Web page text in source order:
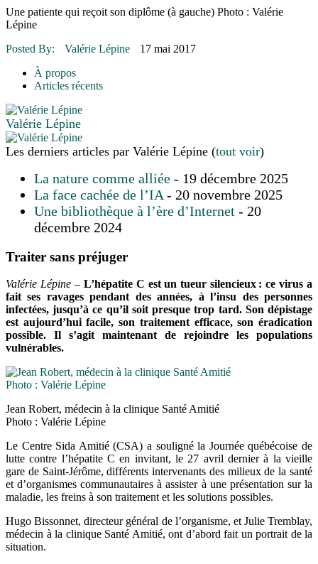
16 juillet 2026 | CULTURE
16 juillet 2026
16 juillet 2026 | COMMUNAUTAIRE
Une patiente qui reçoit son diplôme (à gauche) Photo : Valérie
Lépine
Posted By:
Valérie Lépine
17 mai 2017
À propos
Articles récents
Valérie Lépine
Les derniers articles par Valérie Lépine (tout voir)
La nature comme alliée - 19 décembre 2025
La face cachée de l’IA - 20 novembre 2025
Une bibliothèque à l’ère d’Internet - 20
décembre 2024
Traiter sans préjuger
Valérie Lépine – L’hépatite C est un tueur silencieux : ce virus a
fait ses ravages pendant des années, à l’insu des personnes
infectées, jusqu’à ce qu’il soit presque trop tard. Son dépistage
est aujourd’hui facile, son traitement efficace, son éradication
possible. Il s’agit maintenant de rejoindre les populations
vulnérables.
Jean Robert, médecin à la clinique Santé Amitié
Photo : Valérie Lépine
Le Centre Sida Amitié (CSA) a souligné la Journée québécoise de
lutte contre l’hépatite C en invitant, le 27 avril dernier à la vieille
gare de Saint-Jérôme, différents intervenants des milieux de la santé
et d’organismes communautaires à assister à une présentation sur la
maladie, les freins à son traitement et les solutions possibles.
Hugo Bissonnet, directeur général de l’organisme, et Julie Tremblay,
médecin à la clinique Santé Amitié, ont d’abord fait un portrait de la
situation.